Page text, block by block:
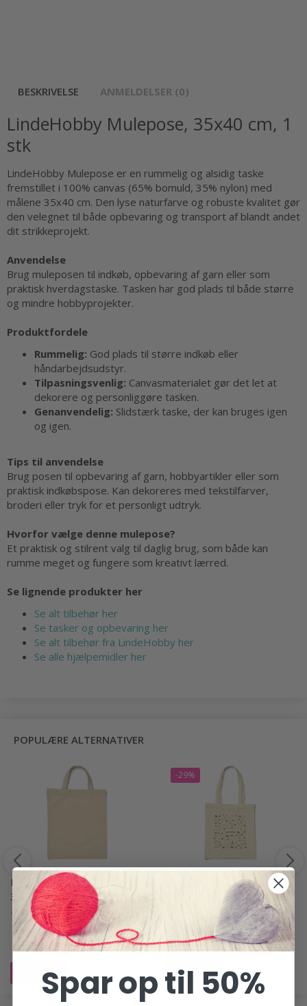
BESKRIVELSE ANMELDELSER (0)
LindeHobby Mulepose, 35x40 cm, 1
stk
LindeHobby Mulepose er en rummelig og alsidig taske
fremstillet i 100% canvas (65% bomuld, 35% nylon) med
målene 35x40 cm. Den lyse naturfarve og robuste kvalitet gør
den velegnet til både opbevaring og transport af blandt andet
dit strikkeprojekt.
Anvendelse
Brug muleposen til indkøb, opbevaring af garn eller som
praktisk hverdagstaske. Tasken har god plads til både større
og mindre hobbyprojekter.
Produktfordele
Rummelig: God plads til større indkøb eller
håndarbejdsudstyr.
Tilpasningsvenlig: Canvasmaterialet gør det let at
dekorere og personliggøre tasken.
Genanvendelig: Slidstærk taske, der kan bruges igen
og igen.
Tips til anvendelse
Brug posen til opbevaring af garn, hobbyartikler eller som
praktisk indkøbspose. Kan dekoreres med tekstilfarver,
broderi eller tryk for et personligt udtryk.
Hvorfor vælge denne mulepose?
Et praktisk og stilrent valg til daglig brug, som både kan
rumme meget og fungere som kreativt lærred.
Se lignende produkter her
Se alt tilbehør her
Se tasker og opbevaring her
Se alt tilbehør fra LindeHobby her
Se alle hjælpemidler her
POPULÆRE ALTERNATIVER
LINDEHOBBY MULEPOSE,
30X33 CM, 1 STK
18,95 DKK
Læg i kurv
-29%
LINDEHOBBY MULEPOSE
MED LINDEHOBBY PRINT,
35X40 CM, 1 STK
15,50 DKK
21,95 DKK
Tilbud udløber 31/08/2026
Læg i kurv
Spar op til 50%